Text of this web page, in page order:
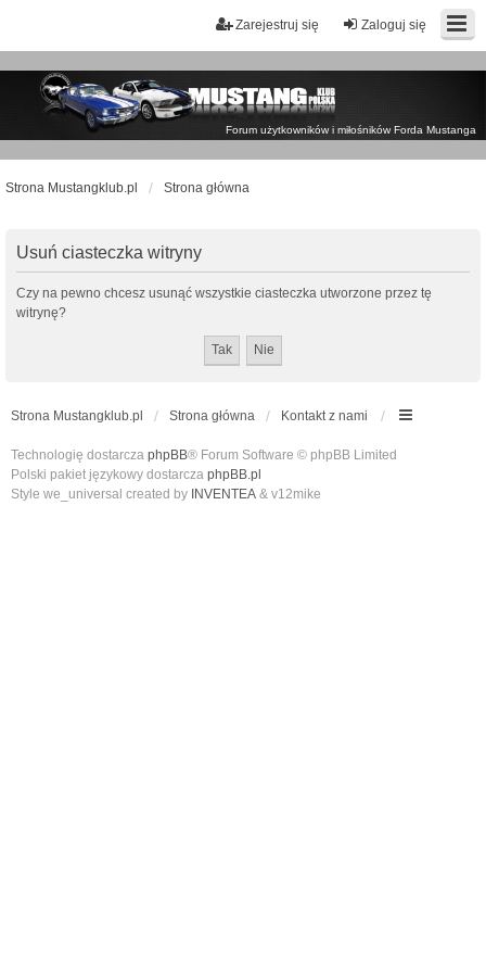
Zaloguj się
Zarejestruj się
Forum użytkowników i miłośników Forda Mustanga
Strona Mustangklub.pl Strona główna
Usuń ciasteczka witryny
Czy na pewno chcesz usunąć wszystkie ciasteczka utworzone przez tę
witrynę?
Strona Mustangklub.pl Strona główna Kontakt z nami
Technologię dostarcza phpBB® Forum Software © phpBB Limited
Polski pakiet językowy dostarcza phpBB.pl
Style we_universal created by INVENTEA & v12mike